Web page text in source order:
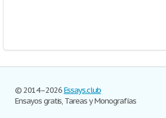
© 2014–2026Essays.club
Ensayos gratis, Tareas y Monografías